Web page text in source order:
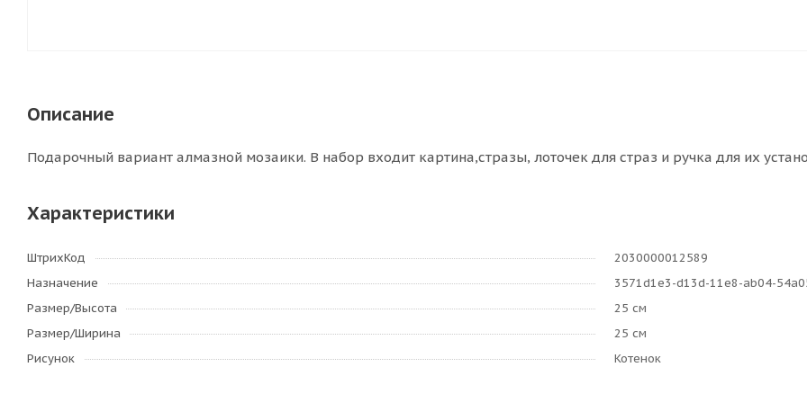
Описание
Подарочный вариант алмазной мозаики. В набор входит картина,стразы, лоточек для страз и ручка для их
Характеристики
ШтрихКод
2030000012589
Назначение
3571d1e3-d13d-11e8-ab04-
Размер/Высота
25 см
Размер/Ширина
25 см
Рисунок
Котенок